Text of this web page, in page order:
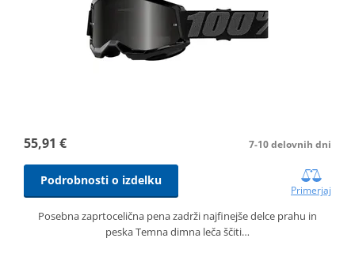
55,91 € 7-10 delovnih dni
Podrobnosti o izdelku
Primerjaj
Posebna zaprtocelična pena zadrži najfinejše delce prahu in
peska Temna dimna leča ščiti…